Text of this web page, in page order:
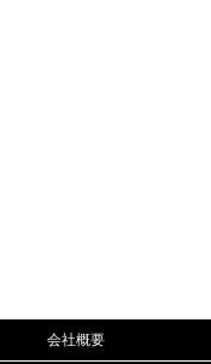
会社概要